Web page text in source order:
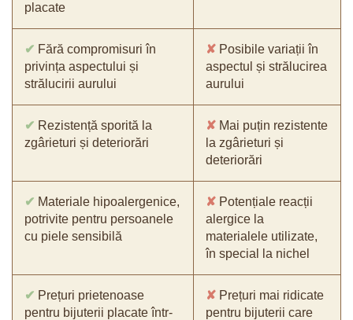
placate
✔ Fără compromisuri în
privința aspectului și
strălucirii aurului
✘ Posibile variații în
aspectul și strălucirea
aurului
✔ Rezistență sporită la
zgârieturi și deteriorări
✘ Mai puțin rezistente
la zgârieturi și
deteriorări
✔ Materiale hipoalergenice,
potrivite pentru persoanele
cu piele sensibilă
✘ Potențiale reacții
alergice la
materialele utilizate,
în special la nichel
✔ Prețuri prietenoase
pentru bijuterii placate într-
✘ Prețuri mai ridicate
pentru bijuterii care